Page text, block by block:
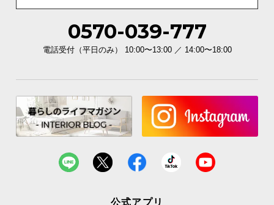
0570-039-777
電話受付（平日のみ） 10:00〜13:00 ／ 14:00〜18:00
公式アプリ